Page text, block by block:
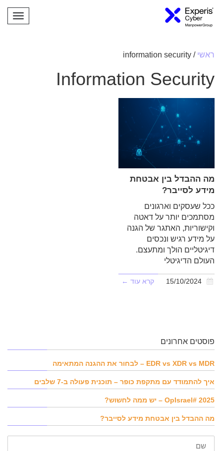
ראשי /
information security
Information Security
מה ההבדל בין אבטחת
מידע לסייבר?
ככל שעסקים וארגונים
מסתמכים יותר על דאטה
וקישוריות, האתגר של הגנה
על מידע רגיש ונכסים
דיגיטליים הולך ומתעצם.
העולם הדיגיטלי
קרא עוד ←
פוסטים אחרונים
EDR vs XDR vs MDR – לבחור את ההגנה המתאימה
איך להתמודד עם מתקפת כופר – תוכנית פעולה ב-7 שלבים
OpIsrael# 2025 – יש ממה לחשוש?
מה ההבדל בין אבטחת מידע לסייבר?
שם